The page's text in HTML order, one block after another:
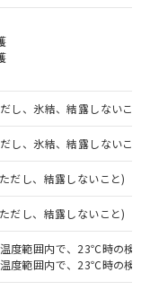
、氷結、結露しないこと)
、氷結、結露しないこと)
だし、結露しないこと)
だし、結露しないこと)
度範囲内で、23℃時の検
度範囲内で、23℃時の検
意のうえ
器事業取扱
標準価格
くもので
の中には、
商品もある
物質）の
な商品で
質）の非含
定のある
10物質）の
を出す予
10物質）の
は確認中の
形物で、有
。
部品として
国RoHSの
。
国RoHSの